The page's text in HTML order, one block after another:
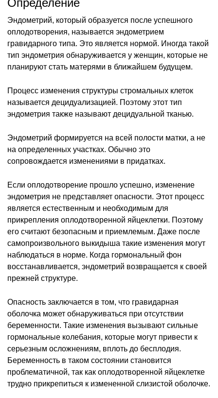
Эндометрий, который образуется после успешного
оплодотворения, называется эндометрием
гравидарного типа. Это является нормой. Иногда такой
тип эндометрия обнаруживается у женщин, которые не
планируют стать матерями в ближайшем будущем.
Процесс изменения структуры стромальных клеток
называется децидуализацией. Поэтому этот тип
эндометрия также называют децидуальной тканью.
Эндометрий формируется на всей полости матки, а не
на определенных участках. Обычно это
сопровождается изменениями в придатках.
Если оплодотворение прошло успешно, изменение
эндометрия не представляет опасности. Этот процесс
является естественным и необходимым для
прикрепления оплодотворенной яйцеклетки. Поэтому
его считают безопасным и приемлемым. Даже после
самопроизвольного выкидыша такие изменения могут
наблюдаться в норме. Когда гормональный фон
восстанавливается, эндометрий возвращается к своей
прежней структуре.
Опасность заключается в том, что гравидарная
оболочка может обнаруживаться при отсутствии
беременности. Такие изменения вызывают сильные
гормональные колебания, которые могут привести к
серьезным осложнениям, вплоть до бесплодия.
Беременность в таком состоянии становится
проблематичной, так как оплодотворенной яйцеклетке
трудно прикрепиться к измененной слизистой оболочке.